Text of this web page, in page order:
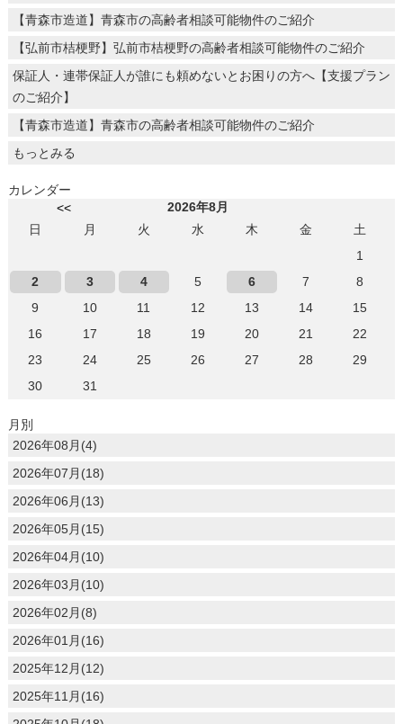
【青森市造道】青森市の高齢者相談可能物件のご紹介
【弘前市桔梗野】弘前市桔梗野の高齢者相談可能物件のご紹介
保証人・連帯保証人が誰にも頼めないとお困りの方へ【支援プラン
のご紹介】
【青森市造道】青森市の高齢者相談可能物件のご紹介
もっとみる
カレンダー
<<
2026年8月
日
月 火 水 木 金
土
1
2
3 4 5 6 7
8
9
10 11 12 13 14
15
16
17 18 19 20 21
22
23
24 25 26 27 28
29
30
31
月別
2026年08月(4)
2026年07月(18)
2026年06月(13)
2026年05月(15)
2026年04月(10)
2026年03月(10)
2026年02月(8)
2026年01月(16)
2025年12月(12)
2025年11月(16)